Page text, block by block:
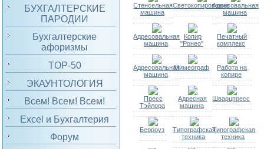
БУХГАЛТЕРСКИЕ
ПАРОДИИ
Бухгалтерские
афоризмы
TOP-50
ЭКАУНТОЛОГИЯ
Всем! Всем! Всем!
Excel и Бухгалтерия
Форум
Стенсельная
машина
СветокопированиеАдресовальная
машина
Адресовальная
машина
Копир
"Ронео"
Печатный
комплекс
Адресовальная
машина
Мимеограф
Работа на
копире
Пресс
Тэйлора
Адресная
машина
Шварцпресс
Берроуз
Типографская
техника
Типографская
техника